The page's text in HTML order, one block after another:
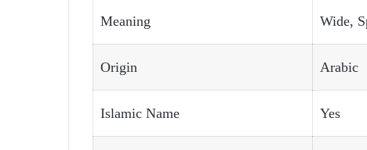
Meaning Wide,
Origin Arabic
Islamic Name Yes